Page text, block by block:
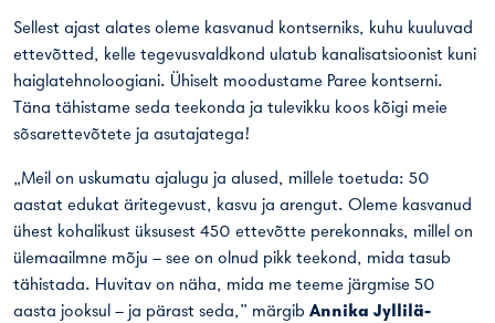
Sellest ajast alates oleme kasvanud kontserniks, kuhu kuuluvad
ettevõtted, kelle tegevusvaldkond ulatub kanalisatsioonist kuni
haiglatehnoloogiani. Ühiselt moodustame Paree kontserni.
Täna tähistame seda teekonda ja tulevikku koos kõigi meie
sõsarettevõtete ja asutajatega!
„Meil on uskumatu ajalugu ja alused, millele toetuda: 50
aastat edukat äritegevust, kasvu ja arengut. Oleme kasvanud
ühest kohalikust üksusest 450 ettevõtte perekonnaks, millel on
ülemaailmne mõju – see on olnud pikk teekond, mida tasub
tähistada. Huvitav on näha, mida me teeme järgmise 50
aasta jooksul – ja pärast seda,” märgib Annika Jyllilä-